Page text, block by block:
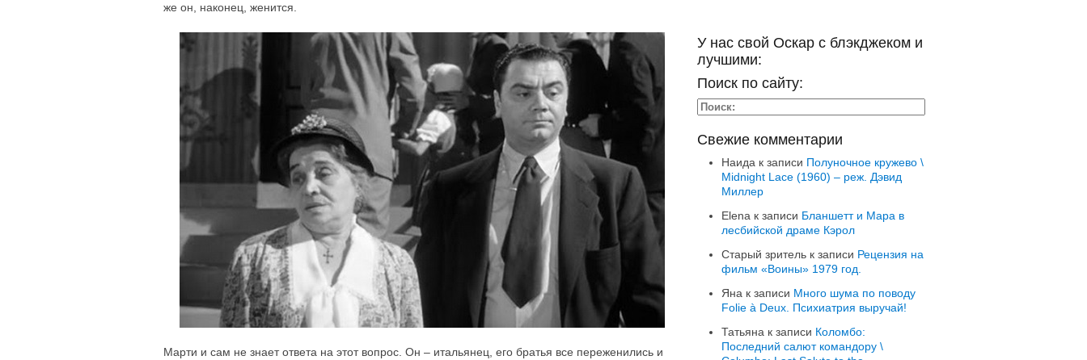
же он, наконец, женится.
Марти и сам не знает ответа на этот вопрос. Он – итальянец, его братья все переженились и
У нас свой Оскар с блэкджеком и
лучшими:
Поиск по сайту:
Свежие комментарии
Наида к записи Полуночное кружево \
Midnight Lace (1960) – реж. Дэвид
Миллер
Elena к записи Бланшетт и Мара в
лесбийской драме Кэрол
Старый зритель к записи Рецензия на
фильм «Воины» 1979 год.
Яна к записи Много шума по поводу
Folie à Deux. Психиатрия выручай!
Татьяна к записи Коломбо:
Последний салют командору \